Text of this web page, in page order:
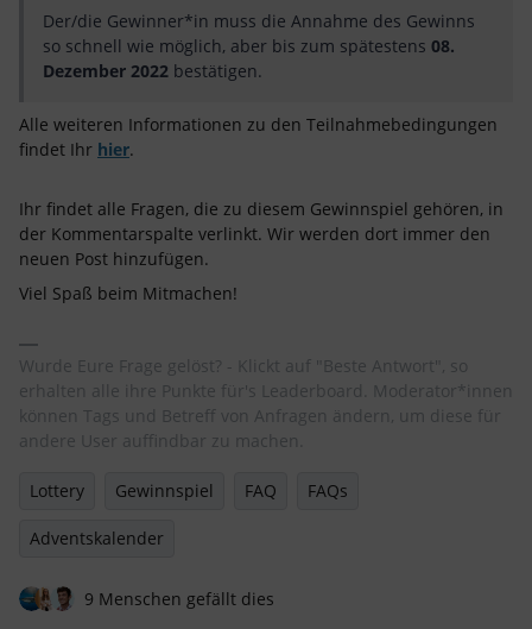
Der/die Gewinner*in muss die Annahme des Gewinns
so schnell wie möglich, aber bis zum spätestens 08.
Dezember 2022 bestätigen.
Alle weiteren Informationen zu den Teilnahmebedingungen
findet Ihr hier.
Ihr findet alle Fragen, die zu diesem Gewinnspiel gehören, in
der Kommentarspalte verlinkt. Wir werden dort immer den
neuen Post hinzufügen.
Viel Spaß beim Mitmachen!
Wurde Eure Frage gelöst? - Klickt auf "Beste Antwort", so
erhalten alle ihre Punkte für's Leaderboard. Moderator*innen
können Tags und Betreff von Anfragen ändern, um diese für
andere User auffindbar zu machen.
Lottery Gewinnspiel FAQ FAQs
Adventskalender
9 Menschen gefällt dies